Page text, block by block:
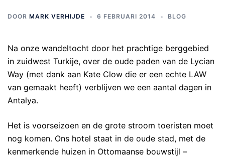
DOOR MARK VERHIJDE 6 FEBRUARI 2014 BLOG
Na onze wandeltocht door het prachtige berggebied
in zuidwest Turkije, over de oude paden van de Lycian
Way (met dank aan Kate Clow die er een echte LAW
van gemaakt heeft) verblijven we een aantal dagen in
Antalya.
Het is voorseizoen en de grote stroom toeristen moet
nog komen. Ons hotel staat in de oude stad, met de
kenmerkende huizen in Ottomaanse bouwstijl –